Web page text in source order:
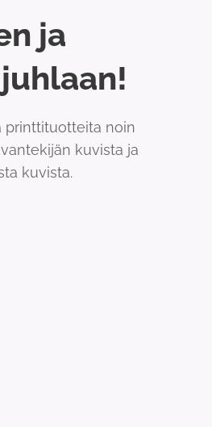
ja
printtituotteita noin
kuvista ja
kuvista.